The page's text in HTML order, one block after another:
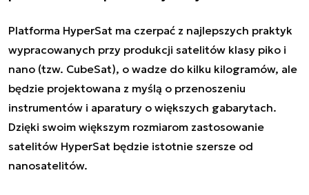
Platforma HyperSat ma czerpać z najlepszych praktyk
wypracowanych przy produkcji satelitów klasy piko i
nano (tzw. CubeSat), o wadze do kilku kilogramów, ale
będzie projektowana z myślą o przenoszeniu
instrumentów i aparatury o większych gabarytach.
Dzięki swoim większym rozmiarom zastosowanie
satelitów HyperSat będzie istotnie szersze od
nanosatelitów.